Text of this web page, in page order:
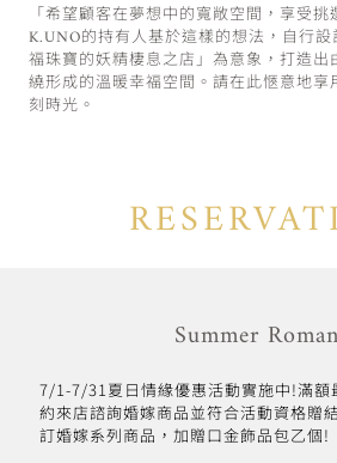
「希望顧客在夢想中的寬敞空間，享受挑
K.UNO的持有人基於這樣的想法，自行
福珠寶的妖精棲息之店」為意象，打造
繞形成的溫暖幸福空間。請在此愜意地享
刻時光。
Summer
7/1-7/31夏日情緣優惠活動實施中!滿額
約來店諮詢婚嫁商品並符合活動資格贈
訂婚嫁系列商品，加贈口金飾品包乙個!